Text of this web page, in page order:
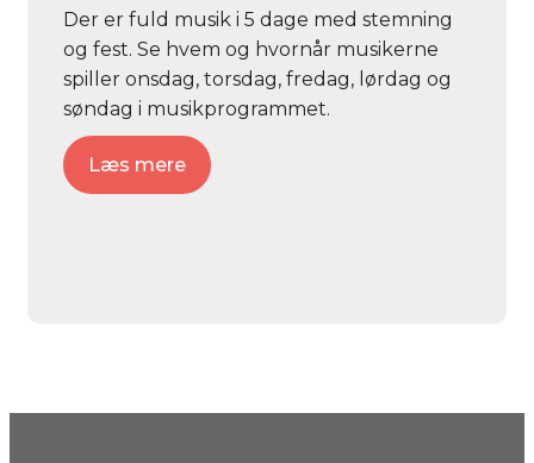
Der er fuld musik i 5 dage med stemning
og fest. Se hvem og hvornår musikerne
spiller onsdag, torsdag, fredag, lørdag og
søndag i musikprogrammet.
Læs mere